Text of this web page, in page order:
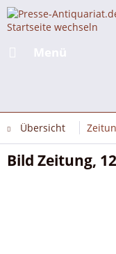
Übersicht
Bild Zeitung,